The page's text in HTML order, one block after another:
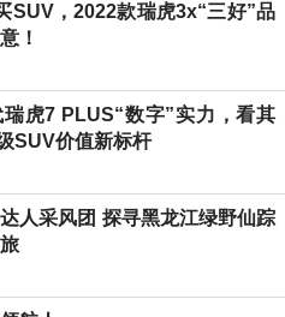
SUV，2022款瑞虎3x“三好”品
！
瑞虎7 PLUS“数字”实力，看其
SUV价值新标杆
人采风团 探寻黑龙江绿野仙踪